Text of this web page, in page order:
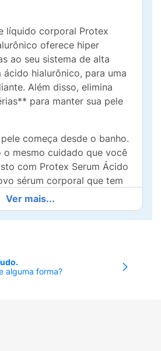
líquido corporal Protex
oferece hiper
ao seu sistema de alta
hialurônico, para uma
Além disso, elimina
para manter sua pele
começa desde o banho.
o mesmo cuidado que você
com Protex Serum Ácido
sérum corporal que tem
tecnologia* para a hiper
o corpo.
fornecer um cuidado
seu corpo.
Ver mais...
alguma forma?